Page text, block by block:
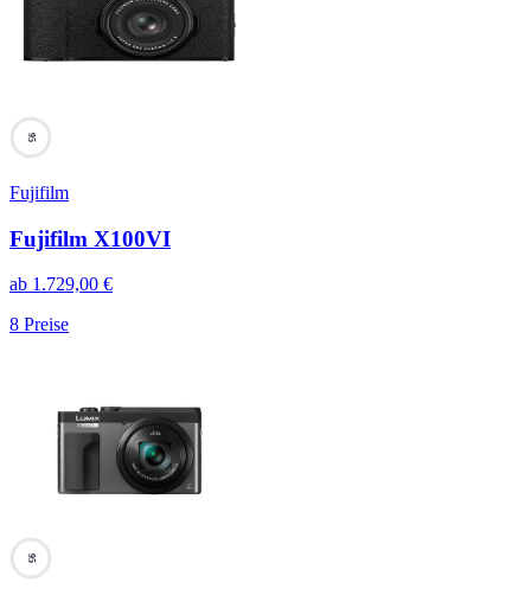
95
Fujifilm
Fujifilm X100VI
ab 1.729,00 €
8 Preise
95